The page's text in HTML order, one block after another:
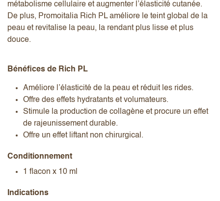
métabolisme cellulaire et augmenter l’élasticité cutanée.
De plus, Promoitalia Rich PL améliore le teint global de la
peau et revitalise la peau, la rendant plus lisse et plus
douce.
Bénéfices de Rich PL
Améliore l’élasticité de la peau et réduit les rides.
Offre des effets hydratants et volumateurs.
Stimule la production de collagène et procure un effet
de rajeunissement durable.
Offre un effet liftant non chirurgical.
Conditionnement
1 flacon x 10 ml
Indications